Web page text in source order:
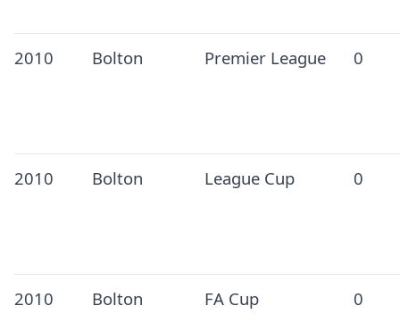
2010 Bolton Premier League 0
2010 Bolton League Cup 0
2010 Bolton FA Cup 0